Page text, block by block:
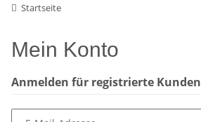
Startseite
Mein Konto
Anmelden für registrierte Kunden